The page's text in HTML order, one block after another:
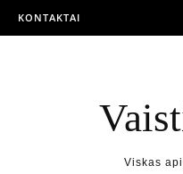
KONTAKTAI
Viskas